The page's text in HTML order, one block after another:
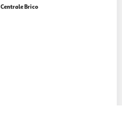
Centrale Brico